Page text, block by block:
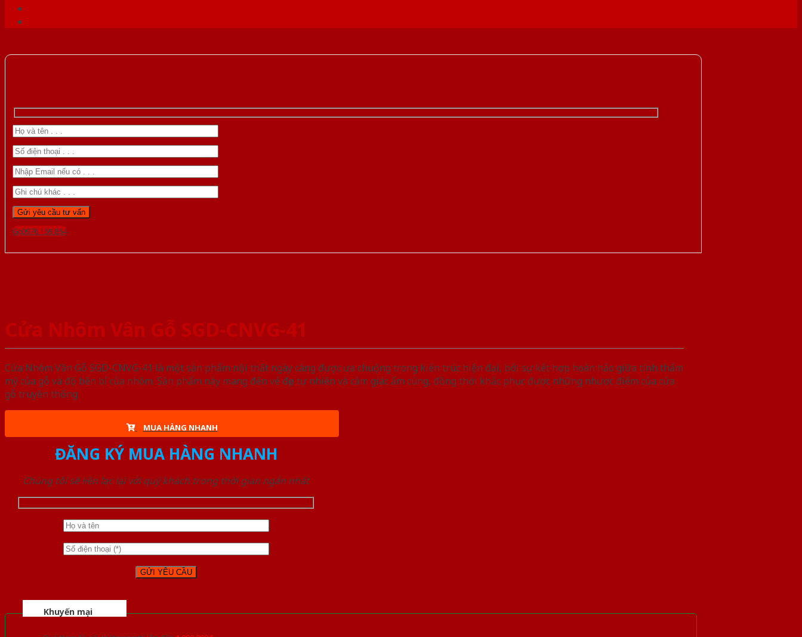
Gọi 0976.169.864
Cửa Nhôm Vân Gỗ SGD-CNVG-41
Cửa Nhôm Vân Gỗ SGD-CNVG-41 là một sản phẩm nội thất ngày càng được ưa chuộng trong kiến trúc hiện đại, bởi sự kết hợp hoàn hảo giữa tính thẩm
mỹ của gỗ và độ bền bỉ của nhôm. Sản phẩm này mang đến vẻ đẹp tự nhiên và cảm giác ấm cúng, đồng thời khắc phục được những nhược điểm của cửa
gỗ truyền thống.
MUA HÀNG NHANH
ĐĂNG KÝ MUA HÀNG NHANH
Chúng tôi sẽ liên lạc lại với quý khách trong thời gian ngắn nhất
Khuyến mại